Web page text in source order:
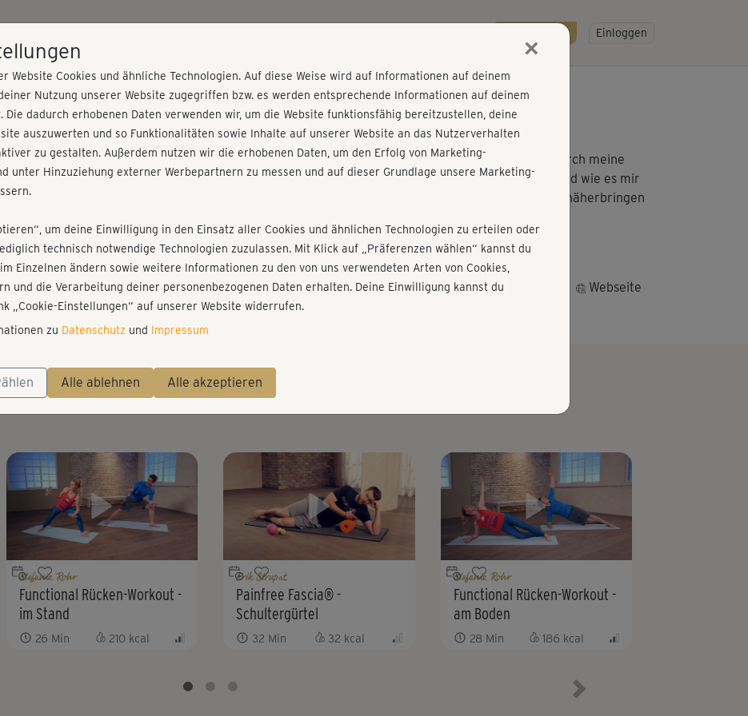
Gratis testen! Einloggen
Erik Strupat
Ich bin Gründer und Headcoach von unserem Konzept – Painfree Fascia®. Ich habe durch meine
eigene sportliche Erfahrung gemerkt, wie effizient und nachhaltig Faszientrainig ist und wie es mir
persönlich hilft, meinen Körper zu optimieren. Ich freue mich auch Dir unser Konzept näherbringen
Sportwissenschaftler – Deutsche Sporthochschule Köln (B.A. cand.), Personal Coach
Webseite
Die besten Kurse von Erik
Stefanie Rohr
Functional Rücken-Workout -
im Stand
26 Min 210 kcal
Erik Strupat
Painfree Fascia® -
Schultergürtel
32 Min 32 kcal
Stefanie Rohr
Functional Rücken-Workout -
am Boden
28 Min 186 kcal
Nächstes Element
×
Website Cookies und ähnliche Technologien. Auf diese Weise wird auf Informationen auf deinem
Nutzung unserer Website zugegriffen bzw. es werden entsprechende Informationen auf deinem
Die dadurch erhobenen Daten verwenden wir, um die Website funktionsfähig bereitzustellen, deine
auszuwerten und so Funktionalitäten sowie Inhalte auf unserer Website an das Nutzerverhalten
zu gestalten. Außerdem nutzen wir die erhobenen Daten, um den Erfolg von Marketing-
unter Hinzuziehung externer Werbepartnern zu messen und auf dieser Grundlage unsere Marketing-
um deine Einwilligung in den Einsatz aller Cookies und ähnlichen Technologien zu erteilen oder
technisch notwendige Technologien zuzulassen. Mit Klick auf „Präferenzen wählen“ kannst du
Einzelnen ändern sowie weitere Informationen zu den von uns verwendeten Arten von Cookies,
und die Verarbeitung deiner personenbezogenen Daten erhalten. Deine Einwilligung kannst du
„Cookie-Einstellungen“ auf unserer Website widerrufen.
zu Datenschutz und Impressum
Alle ablehnen Alle akzeptieren